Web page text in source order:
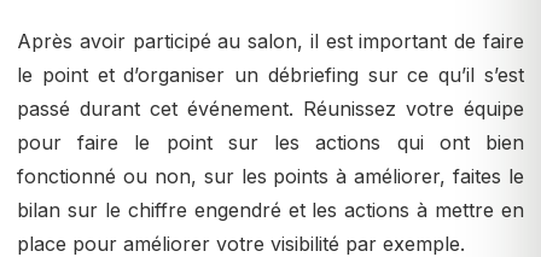
Après avoir participé au salon, il est important de faire
le point et d’organiser un débriefing sur ce qu’il s’est
passé durant cet événement. Réunissez votre équipe
pour faire le point sur les actions qui ont bien
fonctionné ou non, sur les points à améliorer, faites le
bilan sur le chiffre engendré et les actions à mettre en
place pour améliorer votre visibilité par exemple.